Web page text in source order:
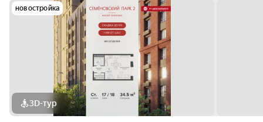
новостройка
3D-тур